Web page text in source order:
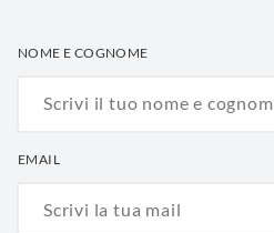
NOME E COGNOME
EMAIL